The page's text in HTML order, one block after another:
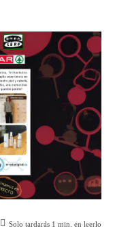
Solo tardarás 1 min. en leerlo